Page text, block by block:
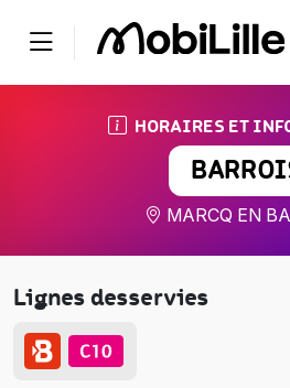
HORAIRES ET
MARCQ EN
Lignes desservies